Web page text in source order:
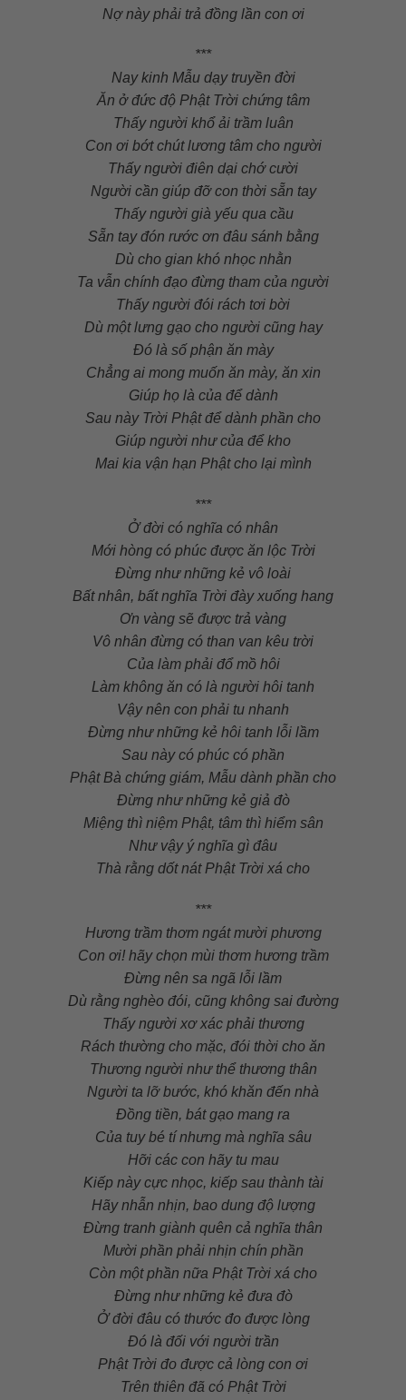
Nợ này phải trả đồng lần con ơi
***
Nay kinh Mẫu dạy truyền đời
Ăn ở đức độ Phật Trời chứng tâm
Thấy người khổ ải trầm luân
Con ơi bớt chút lương tâm cho người
Thấy người điên dại chớ cười
Người cần giúp đỡ con thời sẵn tay
Thấy người già yếu qua cầu
Sẵn tay đón rước ơn đâu sánh bằng
Dù cho gian khó nhọc nhằn
Ta vẫn chính đạo đừng tham của người
Thấy người đói rách tơi bời
Dù một lưng gạo cho người cũng hay
Đó là số phận ăn mày
Chẳng ai mong muốn ăn mày, ăn xin
Giúp họ là của để dành
Sau này Trời Phật để dành phần cho
Giúp người như của để kho
Mai kia vận hạn Phật cho lại mình
***
Ở đời có nghĩa có nhân
Mới hòng có phúc được ăn lộc Trời
Đừng như những kẻ vô loài
Bất nhân, bất nghĩa Trời đày xuống hang
Ơn vàng sẽ được trả vàng
Vô nhân đừng có than van kêu trời
Của làm phải đổ mồ hôi
Làm không ăn có là người hôi tanh
Vậy nên con phải tu nhanh
Đừng như những kẻ hôi tanh lỗi lầm
Sau này có phúc có phần
Phật Bà chứng giám, Mẫu dành phần cho
Đừng như những kẻ giả đò
Miệng thì niệm Phật, tâm thì hiểm sân
Như vậy ý nghĩa gì đâu
Thà rằng dốt nát Phật Trời xá cho
***
Hương trầm thơm ngát mười phương
Con ơi! hãy chọn mùi thơm hương trầm
Đừng nên sa ngã lỗi lầm
Dù rằng nghèo đói, cũng không sai đường
Thấy người xơ xác phải thương
Rách thường cho mặc, đói thời cho ăn
Thương người như thể thương thân
Người ta lỡ bước, khó khăn đến nhà
Đồng tiền, bát gạo mang ra
Của tuy bé tí nhưng mà nghĩa sâu
Hỡi các con hãy tu mau
Kiếp này cực nhọc, kiếp sau thành tài
Hãy nhẫn nhịn, bao dung độ lượng
Đừng tranh giành quên cả nghĩa thân
Mười phần phải nhịn chín phần
Còn một phần nữa Phật Trời xá cho
Đừng như những kẻ đưa đò
Ở đời đâu có thước đo được lòng
Đó là đối với người trần
Phật Trời đo được cả lòng con ơi
Trên thiên đã có Phật Trời